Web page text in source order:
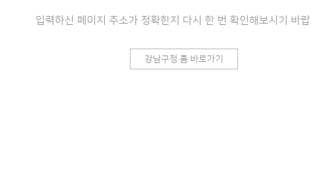
입력하신 페이지 주소가 정확한지 다시 한 번 확인해보시기 바
강남구청 홈 바로가기